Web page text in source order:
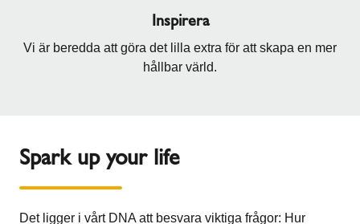
Inspirera
Vi är beredda att göra det lilla extra för att skapa en mer
hållbar värld.
Spark up your life
Det ligger i vårt DNA att besvara viktiga frågor: Hur